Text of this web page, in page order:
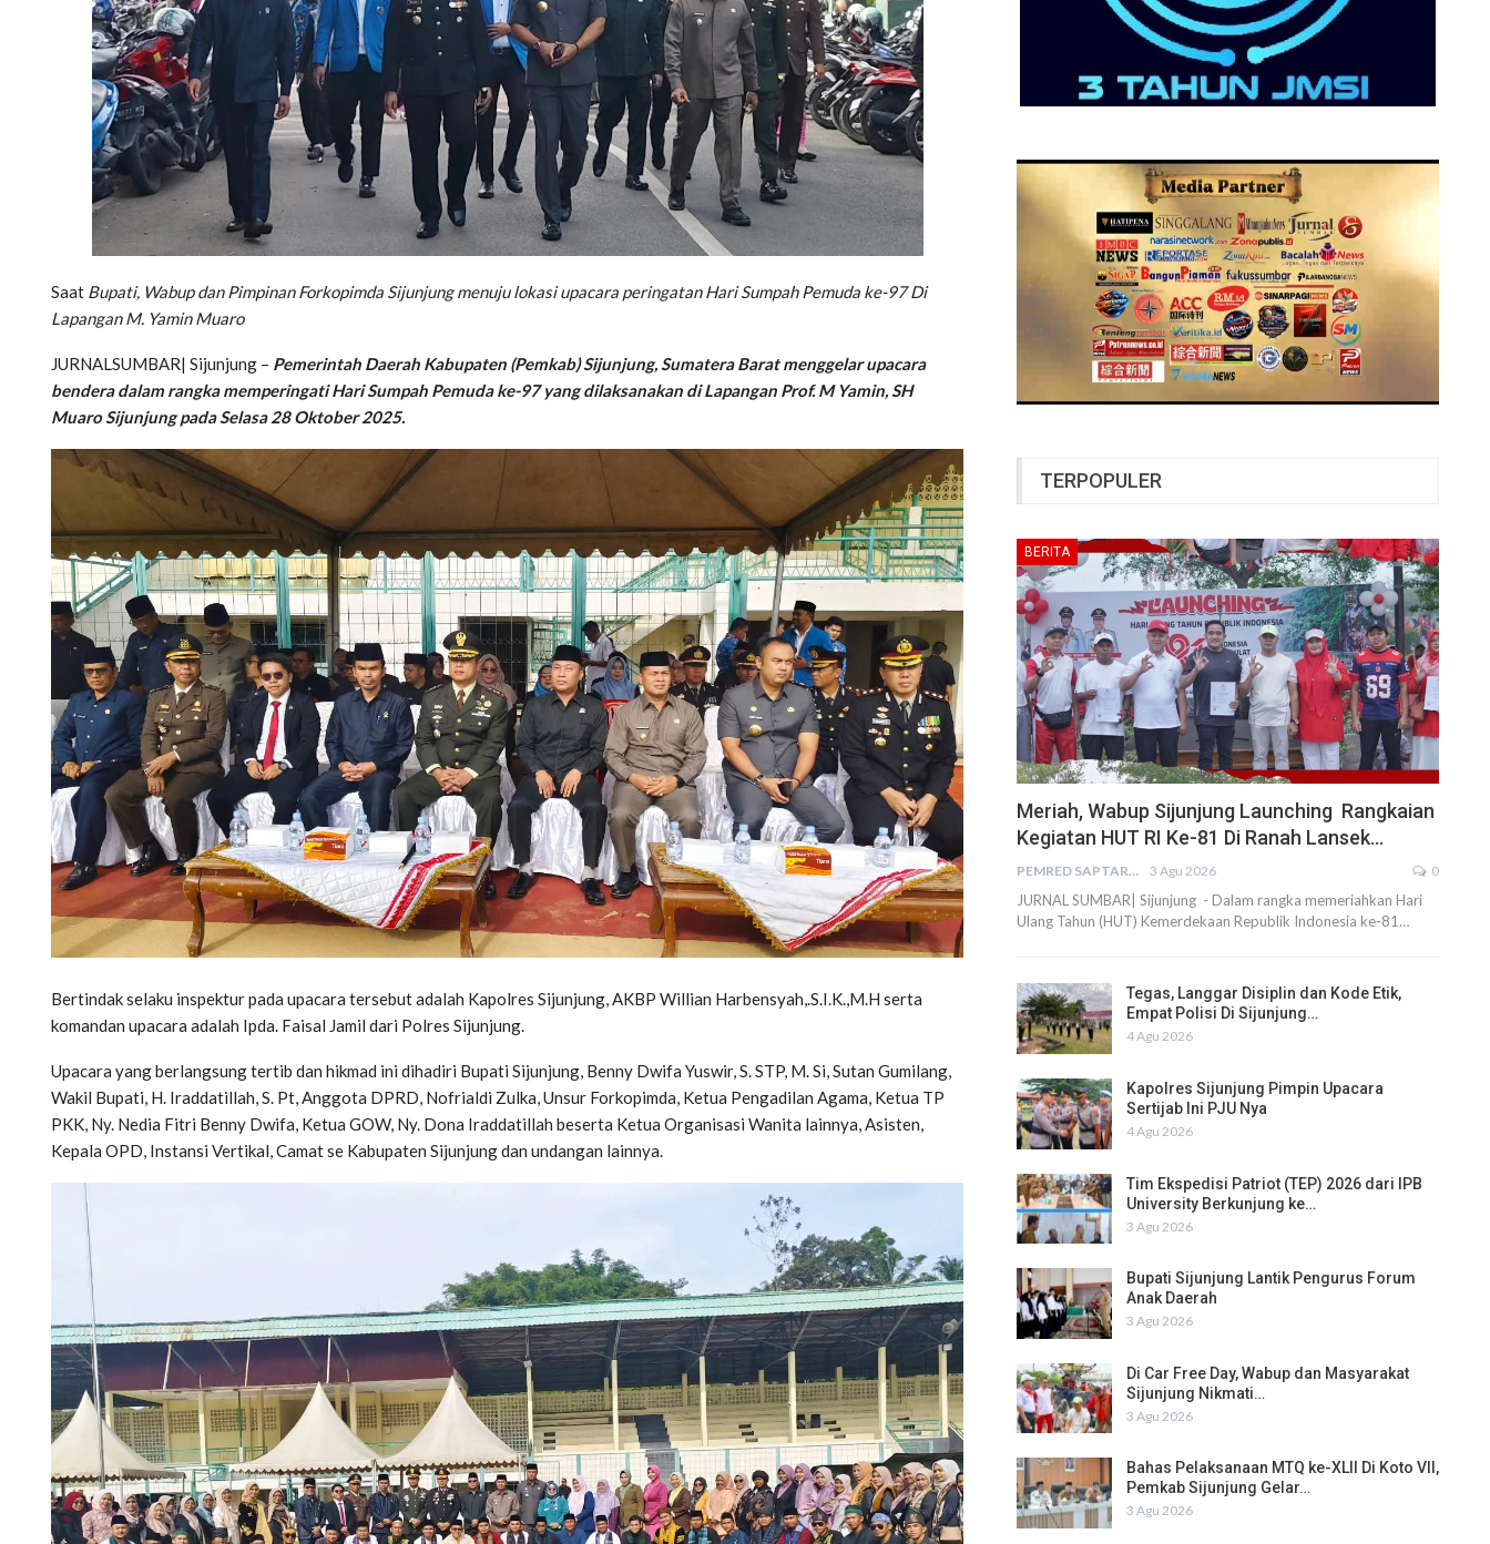
Saat Bupati, Wabup dan Pimpinan Forkopimda Sijunjung menuju lokasi upacara peringatan Hari Sumpah Pemuda ke-97 Di
Lapangan M. Yamin Muaro
JURNALSUMBAR| Sijunjung – Pemerintah Daerah Kabupaten (Pemkab) Sijunjung, Sumatera Barat menggelar upacara
bendera dalam rangka memperingati Hari Sumpah Pemuda ke-97 yang dilaksanakan di Lapangan Prof. M Yamin, SH
Muaro Sijunjung pada Selasa 28 Oktober 2025.
Bertindak selaku inspektur pada upacara tersebut adalah Kapolres Sijunjung, AKBP Willian Harbensyah,.S.I.K.,M.H serta
komandan upacara adalah Ipda. Faisal Jamil dari Polres Sijunjung.
Upacara yang berlangsung tertib dan hikmad ini dihadiri Bupati Sijunjung, Benny Dwifa Yuswir, S. STP, M. Si, Sutan Gumilang,
Wakil Bupati, H. Iraddatillah, S. Pt, Anggota DPRD, Nofrialdi Zulka, Unsur Forkopimda, Ketua Pengadilan Agama, Ketua TP
PKK, Ny. Nedia Fitri Benny Dwifa, Ketua GOW, Ny. Dona Iraddatillah beserta Ketua Organisasi Wanita lainnya, Asisten,
Kepala OPD, Instansi Vertikal, Camat se Kabupaten Sijunjung dan undangan lainnya.
TERPOPULER
BERITA
Meriah, Wabup Sijunjung Launching Rangkaian
Kegiatan HUT RI Ke-81 Di Ranah Lansek…
PEMRED SAPTARIUS 3 Agu 2026 0
JURNAL SUMBAR| Sijunjung - Dalam rangka memeriahkan Hari
Ulang Tahun (HUT) Kemerdekaan Republik Indonesia ke-81…
Tegas, Langgar Disiplin dan Kode Etik,
Empat Polisi Di Sijunjung…
4 Agu 2026
Kapolres Sijunjung Pimpin Upacara
Sertijab Ini PJU Nya
4 Agu 2026
Tim Ekspedisi Patriot (TEP) 2026 dari IPB
University Berkunjung ke…
3 Agu 2026
Bupati Sijunjung Lantik Pengurus Forum
Anak Daerah
3 Agu 2026
Di Car Free Day, Wabup dan Masyarakat
Sijunjung Nikmati…
3 Agu 2026
Bahas Pelaksanaan MTQ ke-XLII Di Koto VII,
Pemkab Sijunjung Gelar…
3 Agu 2026